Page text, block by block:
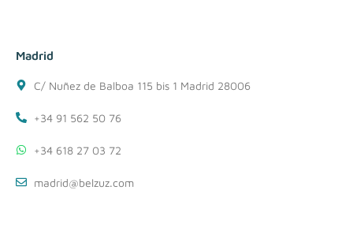
Madrid
C/ Nuñez de Balboa 115 bis 1 Madrid 28006
+34 91 562 50 76
+34 618 27 03 72
madrid@belzuz.com